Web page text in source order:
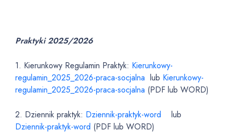
Praktyki 2025/2026
1. Kierunkowy Regulamin Praktyk: Kierunkowy-
regulamin_2025_2026-praca-socjalna lub Kierunkowy-
regulamin_2025_2026-praca-socjalna (PDF lub WORD)
2. Dziennik praktyk: Dziennik-praktyk-word lub
Dziennik-praktyk-word (PDF lub WORD)